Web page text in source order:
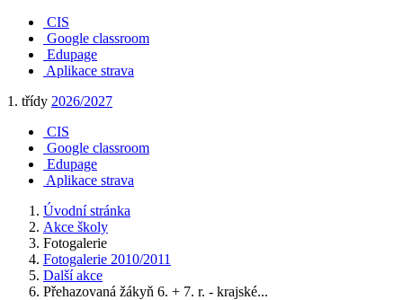
CIS
Google classroom
Edupage
Aplikace strava
1. třídy 2026/2027
CIS
Google classroom
Edupage
Aplikace strava
Úvodní stránka
Akce školy
Fotogalerie
Fotogalerie 2010/2011
Další akce
Přehazovaná žákyň 6. + 7. r. - krajské...